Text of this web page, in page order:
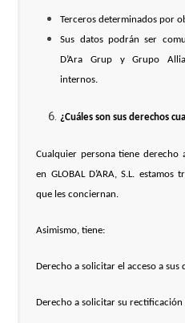
Terceros determinados por
Sus datos podrán ser
D’Ara Grup y Grupo
internos.
¿Cuáles son sus derechos
Cualquier persona tiene
en GLOBAL D’ARA, S.L.
que les conciernan.
Asimismo, tiene:
Derecho a solicitar el acceso a sus
Derecho a solicitar su rectificación